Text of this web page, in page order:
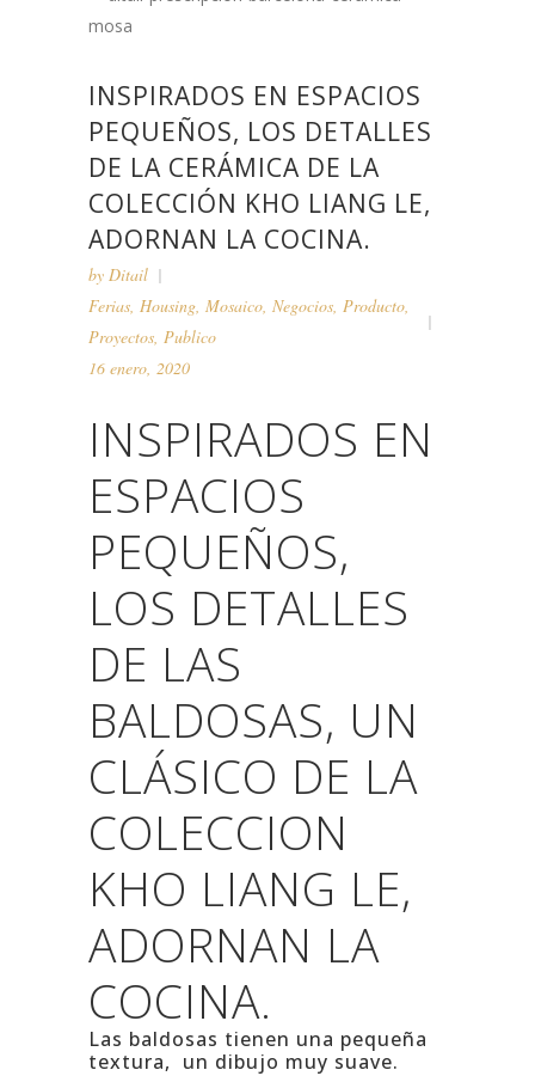
INSPIRADOS EN ESPACIOS
PEQUEÑOS, LOS DETALLES
DE LA CERÁMICA DE LA
COLECCIÓN KHO LIANG LE,
ADORNAN LA COCINA.
by Ditail
Ferias, Housing, Mosaico, Negocios, Producto,
Proyectos, Publico
16 enero, 2020
INSPIRADOS EN
ESPACIOS
PEQUEÑOS,
LOS DETALLES
DE LAS
BALDOSAS, UN
CLÁSICO DE LA
COLECCION
KHO LIANG LE,
ADORNAN LA
COCINA.
Las baldosas tienen una pequeña
textura, un dibujo muy suave.